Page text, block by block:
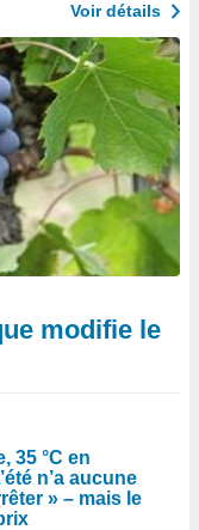
Voir détails
modifie le
35 °C en
n’a aucune
» – mais le